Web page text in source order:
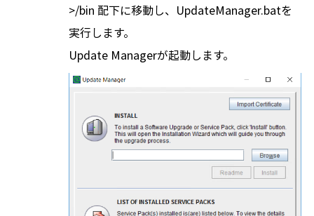
>/bin 配下に移動し、UpdateManager.batを
実行します。
Update Managerが起動します。